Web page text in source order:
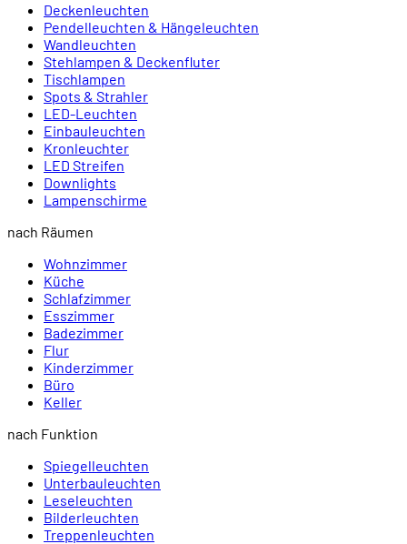
Deckenleuchten
Pendelleuchten & Hängeleuchten
Wandleuchten
Stehlampen & Deckenfluter
Tischlampen
Spots & Strahler
LED-Leuchten
Einbauleuchten
Kronleuchter
LED Streifen
Downlights
Lampenschirme
nach Räumen
Wohnzimmer
Küche
Schlafzimmer
Esszimmer
Badezimmer
Flur
Kinderzimmer
Büro
Keller
nach Funktion
Spiegelleuchten
Unterbauleuchten
Leseleuchten
Bilderleuchten
Treppenleuchten